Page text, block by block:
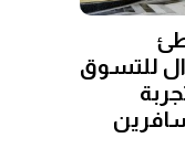
للتسوق